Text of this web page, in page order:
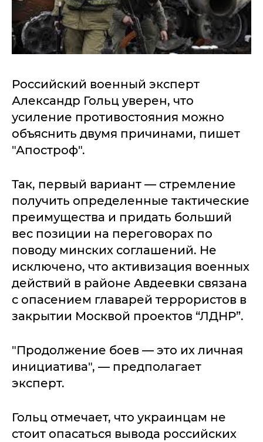
Российский военный эксперт
Александр Гольц уверен, что
усиление противостояния можно
объяснить двумя причинами, пишет
"Апостроф".
Так, первый вариант — стремление
получить определенные тактические
преимущества и придать больший
вес позиции на переговорах по
поводу минских соглашений. Не
исключено, что активизация военных
действий в районе Авдеевки связана
с опасением главарей террористов в
закрытии Москвой проектов “ЛДНР”.
"Продолжение боев — это их личная
инициатива", — предполагает
эксперт.
Гольц отмечает, что украинцам не
стоит опасаться вывода российских